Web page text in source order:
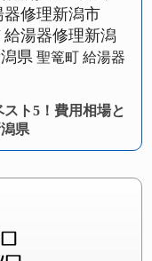
器修理新潟市
給湯器修理新潟
県 聖篭町 給湯器
ト5！費用相場と
県